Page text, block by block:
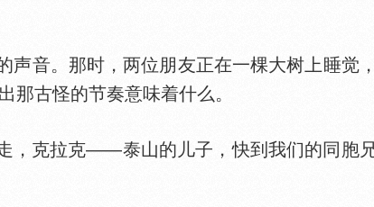
音。那时，两位朋友正在一棵大树上睡觉
那古怪的节奏意味着什么。
克拉克——泰山的儿子，快到我们的同胞